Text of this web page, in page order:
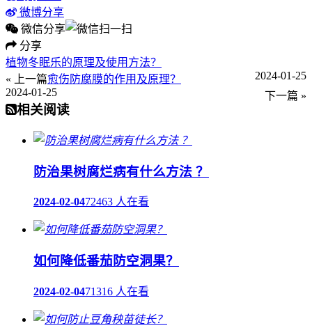
微博分享
微信分享
分享
植物冬眠乐的原理及使用方法？
« 上一篇
2024-01-25
愈伤防腐膜的作用及原理？
下一篇 »
2024-01-25
相关阅读
防治果树腐烂病有什么方法 ？
2024-02-0472463 人在看
如何降低番茄防空洞果？
2024-02-0471316 人在看